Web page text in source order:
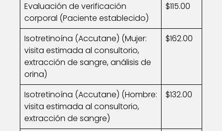
Evaluación de verificación
corporal (Paciente establecido)
$115.00
Isotretinoína (Accutane) (Mujer:
visita estimada al consultorio,
extracción de sangre, análisis de
orina)
$162.00
Isotretinoína (Accutane) (Hombre:
visita estimada al consultorio,
extracción de sangre)
$132.00